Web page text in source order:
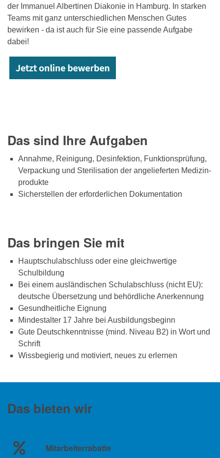
der Immanuel Albertinen Diakonie in Hamburg. In starken
Teams mit ganz unterschiedlichen Menschen Gutes
bewirken - da ist auch für Sie eine passende Aufgabe
dabei!
Das sind Ihre Aufgaben
Annahme, Reinigung, Desinfektion, Funktionsprüfung,
Verpackung und Sterilisation der angelieferten Medizin-
produkte
Sicherstellen der erforderlichen Dokumentation
Das bringen Sie mit
Hauptschulabschluss oder eine gleichwertige
Schulbildung
Bei einem ausländischen Schulabschluss (nicht EU):
deutsche Übersetzung und behördliche Anerkennung
Gesundheitliche Eignung
Mindestalter 17 Jahre bei Ausbildungsbeginn
Gute Deutschkenntnisse (mind. Niveau B2) in Wort und
Schrift
Wissbegierig und motiviert, neues zu erlernen
Das bieten wir
Mitarbeiterrabatte